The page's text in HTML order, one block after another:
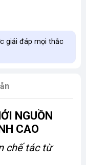
giải đáp mọi thắc
NGUỒN
CAO
chế tác từ